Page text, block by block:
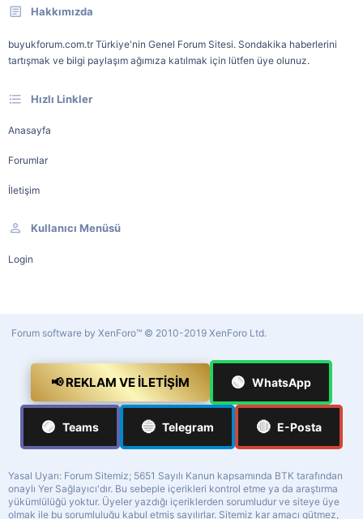
Hakkımızda
buyukforum.com.tr Türkiye'nin Genel Forum Sitesi. Sondakika haberlerini
tartışmak ve bilgi paylaşım ağımıza katılmak için lütfen üye olunuz.
Hızlı Linkler
Anasayfa
Forumlar
İletişim
Kullanıcı Menüsü
Login
Forum software by XenForo™ © 2010-2019 XenForo Ltd.
📢 REKLAM VE İLETIŞIM 🟢 WhatsApp
🟣 Teams 🔵 Telegram 🔴 E-Posta
Yasal Uyarı: Forum Sitemiz; 5651 Sayılı Kanun kapsamında BTK tarafından
onaylı Yer Sağlayıcı'dır. Bu sebeple içerikleri kontrol etme ya da araştırma
yükümlülüğü yoktur. Üyeler yazdığı içeriklerden sorumludur ve siteye üye
olmak ile bu sorumluluğu kabul etmiş sayılırlar. Sitemiz kar amacı gütmez,